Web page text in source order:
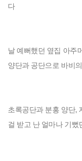
다
날 예뻐했던 옆집 아주
양단과 공단으로 바비
초록공단과 분홍 양단,
걸 받고 난 얼마나 기뻤